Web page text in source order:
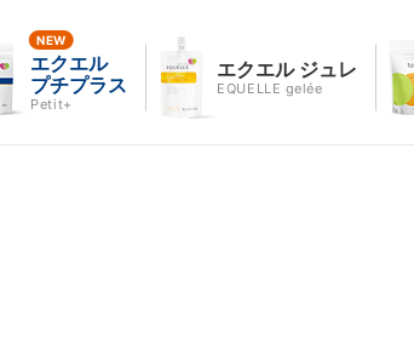
エクエル
プチプラス
Petit+
エクエル ジュレ
EQUELLE gelée